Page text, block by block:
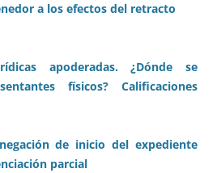
a los efectos del retracto
apoderadas. ¿Dónde se
físicos? Calificaciones
de inicio del expediente
parcial